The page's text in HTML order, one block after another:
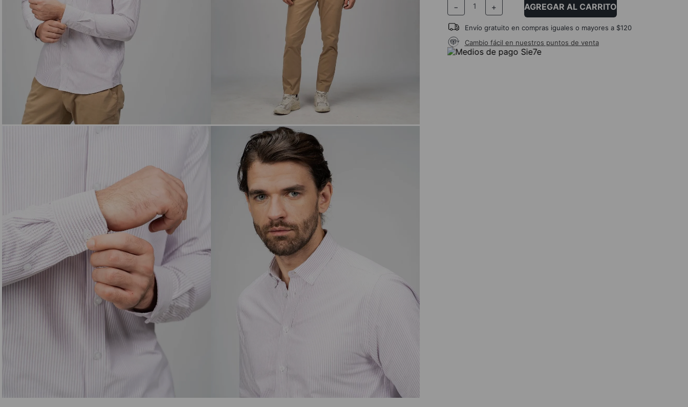
＋
－ AGREGAR AL CARRITO
Envío gratuito en compras iguales o mayores a $120
Cambio fácil en nuestros puntos de venta